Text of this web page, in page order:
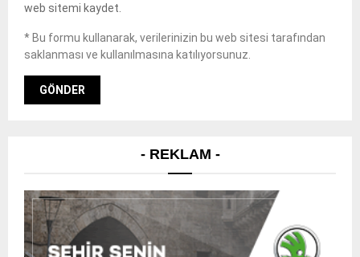
web sitemi kaydet.
* Bu formu kullanarak, verilerinizin bu web sitesi tarafından
saklanması ve kullanılmasına katılıyorsunuz.
- REKLAM -